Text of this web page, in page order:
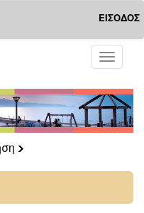
ΕΙΣΟΔΟΣ
Toggle